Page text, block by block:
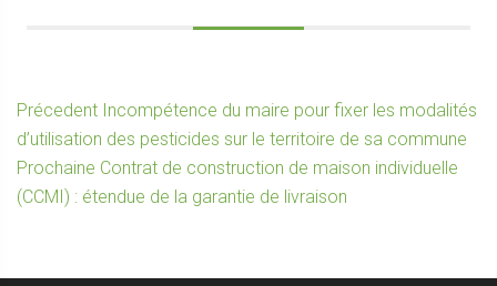
Navigation
de
l’article
Précedent Article
précédent :
Incompétence du maire pour fixer les modalités
d’utilisation des pesticides sur le territoire de sa commune
Prochaine Article
suivant :
Contrat de construction de maison individuelle
(CCMI) : étendue de la garantie de livraison